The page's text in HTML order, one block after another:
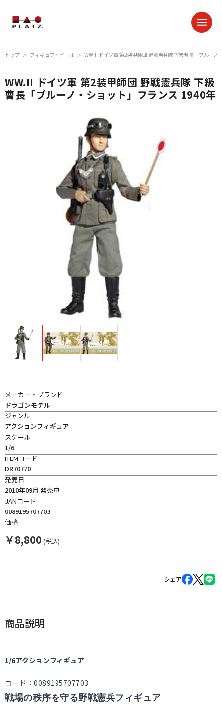
トップ ＞ フィギュア・ドール ＞ WW.II ドイツ軍 第2装甲師団 野戦憲兵隊 下級曹長「ブルーノ
WW.II ドイツ軍 第2装甲師団 野戦憲兵隊 下級
曹長「ブルーノ・ショット」フランス 1940年
メーカー・ブランド
ドラゴンモデル
ジャンル
アクションフィギュア
スケール
1/6
ITEMコード
DR70770
発売日
2010年09月 発売中
JANコード
0089195707703
価格
￥8,800 (税込)
シェア
商品説明
1/6アクションフィギュア
コード：0089195707703
戦場の秩序を守る野戦憲兵フィギュア